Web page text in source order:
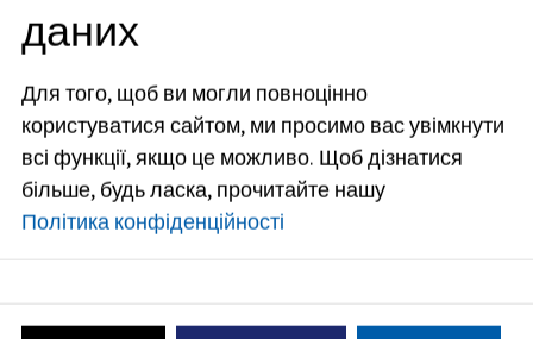
Часы работы
сейчас открыто
Понедельник
08:00-12:00 часов и 14:00-16:00 часов
Вторник
часов
даних
Для того, щоб ви могли повноцінно
користуватися сайтом, ми просимо вас увімкнути
всі функції, якщо це можливо. Щоб дізнатися
більше, будь ласка, прочитайте нашу
Політика конфіденційності